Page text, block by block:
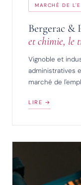
MARCHÉ DE
Bergerac &
et chimie, le
Vignoble et
administratives
marché de
LIRE →